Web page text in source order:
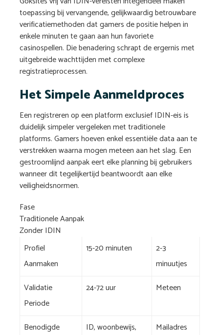
toepassing bij vervangende, gelijkwaardig betrouwbare
verificatiemethoden dat gamers de positie helpen in
enkele minuten te gaan aan hun favoriete
casinospellen. Die benadering schrapt de ergernis met
uitgebreide wachttijden met complexe
registratieprocessen.
Het Simpele Aanmeldproces
Een registreren op een platform exclusief IDIN-eis is
duidelijk simpeler vergeleken met traditionele
platforms. Gamers hoeven enkel essentiële data aan te
verstrekken waarna mogen meteen aan het slag. Een
gestroomlijnd aanpak eert elke planning bij gebruikers
wanneer dit tegelijkertijd beantwoordt aan elke
veiligheidsnormen.
Fase
Traditionele Aanpak
Zonder IDIN
Profiel
Aanmaken
15-20 minuten
2-3
minuutjes
Validatie
Periode
24-72 uur Meteen
Benodigde
ID, woonbewijs,
Mailadres